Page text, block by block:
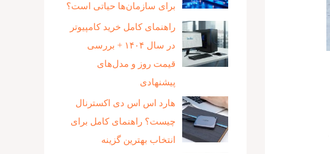
برای سازمان‌ها حیاتی است؟
راهنمای کامل خرید کامپیوتر
در سال ۱۴۰۴ + بررسی
قیمت روز و مدل‌های
پیشنهادی
هارد اس اس دی اکسترنال
چیست؟ راهنمای کامل برای
انتخاب بهترین گزینه